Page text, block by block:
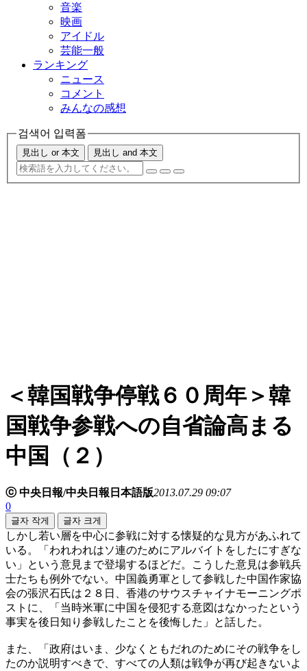
音楽
映画
アイドル
芸能一般
ランキング
ニュース
コメント
みんなの感想
검색어 입력폼
見出し or 本文 見出し and 本文
＜韓国戦争停戦６０周年＞韓
国戦争参戦への自省論高まる
中国（２）
ⓒ 中央日報/中央日報日本語版2013.07.29 09:07
0
글자 작게 글자 크게
しかし若い層を中心に参戦に対する懐疑的な見方があふれて
いる。「われわれはソ連のためにアルバイトをしたにすぎな
い」という意見まで登場するほどだ。こうした意見は参戦兵
士たちも例外でない。中国義勇軍として参戦した中国作家協
会の張沢石氏は２８日、香港のサウスチャイナモーニングポ
ストに、「当時米軍に中国を侵犯する意図はなかったという
事実を後日知り参戦したことを後悔した」と話した。
また、「政府はいま、少なくともだれのためにその戦争をし
たのか説明すべきで、すべての人類は戦争が再び起きないよ